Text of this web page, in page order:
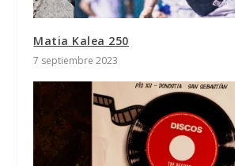
Matia Kalea 250
7 septiembre 2023